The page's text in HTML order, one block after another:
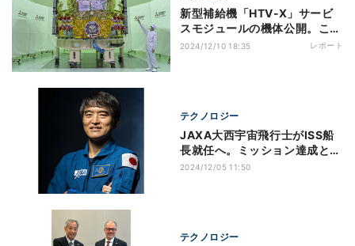
新型補給機「HTV-X」サービ
スモジュールの機体公開。こう
のとりから技術継承、増強も
2024/12/10 18:35 レポート
テクノロジー
JAXA大西宇宙飛行士がISS船
長就任へ。ミッション達成と安
全確保を指揮
2024/12/05 11:50
テクノロジー